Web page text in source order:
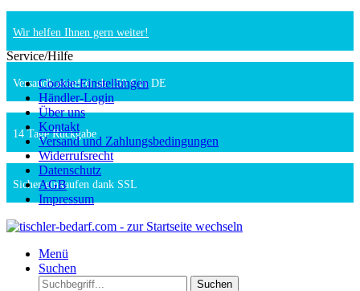
Wir helfen Ihnen gern weiter!
Versandkostenfrei ab 150 € in DE
14 Tage Rückgabe
Sicher einkaufen dank SSL
Service/Hilfe
Cookie-Einstellungen
Händler-Login
Über uns
Kontakt
Versand und Zahlungsbedingungen
Widerrufsrecht
Datenschutz
AGB
Impressum
Menü
Suchen
Suchen